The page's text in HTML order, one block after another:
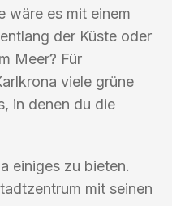
wäre es mit einem
der Küste oder
Meer? Für
viele grüne
in denen du die
einiges zu bieten.
mit seinen